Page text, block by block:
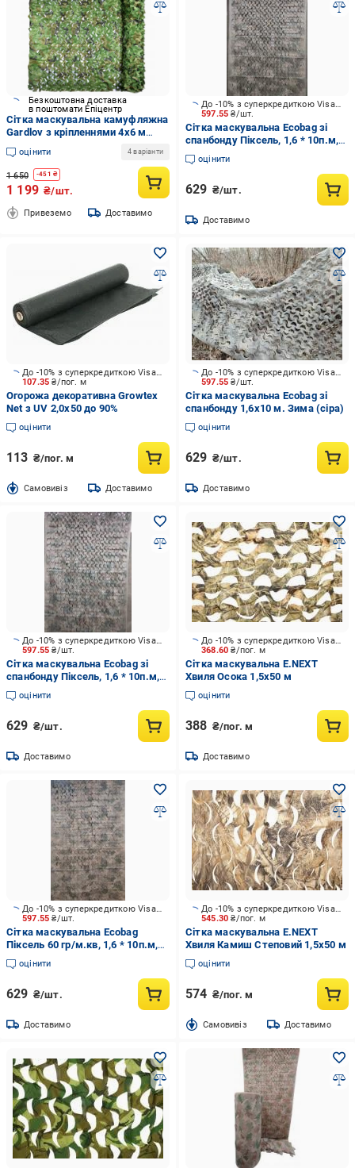
Безкоштовна доставка
в поштомати Епіцентр
Сітка маскувальна камуфляжна
Gardlov з кріпленнями 4х6 м
(27384)
оцінити 4 варіанти
1 650 -451 ₴
1 199 ₴/шт.
Привеземо Доставимо
597.55₴/шт.
До -10% з суперкредиткою Visa Вигода
Сітка маскувальна Ecobag зі
спанбонду Піксель, 1,6 * 10п.м,
Дуб
оцінити
629 ₴/шт.
Доставимо
107.35₴/пог. м
До -10% з суперкредиткою Visa Вигода
Огорожа декоративна Growtex
Net з UV 2,0x50 до 90%
оцінити
113 ₴/пог. м
Cамовивіз Доставимо
597.55₴/шт.
До -10% з суперкредиткою Visa Вигода
Сітка маскувальна Ecobag зі
спанбонду 1,6x10 м. Зима (сіра)
оцінити
629 ₴/шт.
Доставимо
597.55₴/шт.
До -10% з суперкредиткою Visa Вигода
Сітка маскувальна Ecobag зі
спанбонду Піксель, 1,6 * 10п.м,
Хвоя
оцінити
629 ₴/шт.
Доставимо
368.60₴/пог. м
До -10% з суперкредиткою Visa Вигода
Сітка маскувальна E.NEXT
Хвиля Осока 1,5х50 м
оцінити
388 ₴/пог. м
Доставимо
597.55₴/шт.
До -10% з суперкредиткою Visa Вигода
Сітка маскувальна Ecobag
Піксель 60 гр/м.кв, 1,6 * 10п.м,
Осінь
оцінити
629 ₴/шт.
Доставимо
545.30₴/пог. м
До -10% з суперкредиткою Visa Вигода
Сітка маскувальна E.NEXT
Хвиля Камиш Степовий 1,5х50 м
оцінити
574 ₴/пог. м
Cамовивіз Доставимо